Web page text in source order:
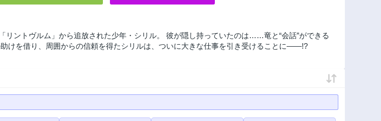
ントヴルム」から追放された少年・シリル。 彼が隠し持っていたのは……竜と“会話”ができる
けを借り、周囲からの信頼を得たシリルは、ついに大きな仕事を引き受けることに――!?